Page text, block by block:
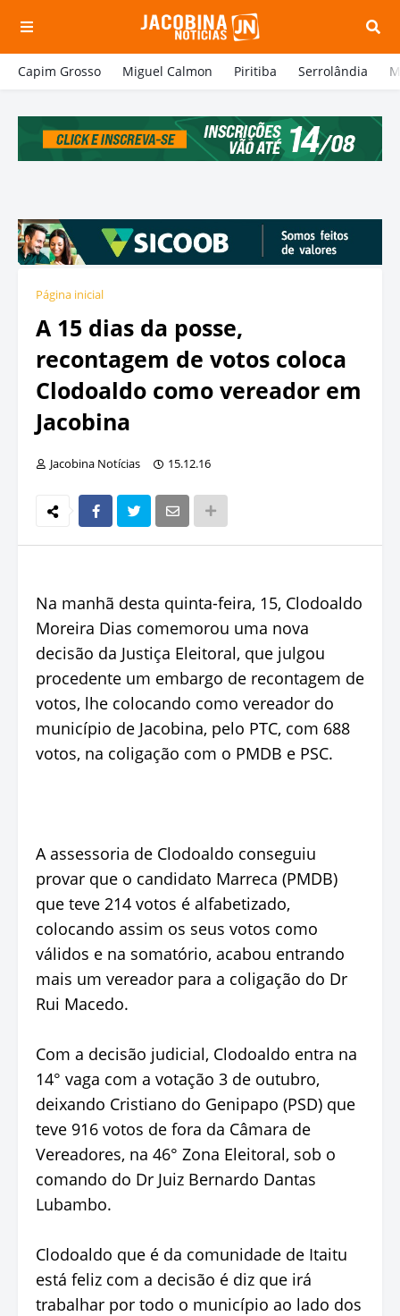
Capim Grosso Miguel Calmon Piritiba Serrolândia
Página inicial
A 15 dias da posse,
recontagem de votos coloca
Clodoaldo como vereador em
Jacobina
Jacobina Notícias 15.12.16
Na manhã desta quinta-feira, 15, Clodoaldo
Moreira Dias comemorou uma nova
decisão da Justiça Eleitoral, que julgou
procedente um embargo de recontagem de
votos, lhe colocando como vereador do
município de Jacobina, pelo PTC, com 688
votos, na coligação com o PMDB e PSC.
A assessoria de Clodoaldo conseguiu
provar que o candidato Marreca (PMDB)
que teve 214 votos é alfabetizado,
colocando assim os seus votos como
válidos e na somatório, acabou entrando
mais um vereador para a coligação do Dr
Rui Macedo.
Com a decisão judicial, Clodoaldo entra na
14° vaga com a votação 3 de outubro,
deixando Cristiano do Genipapo (PSD) que
teve 916 votos de fora da Câmara de
Vereadores, na 46° Zona Eleitoral, sob o
comando do Dr Juiz Bernardo Dantas
Lubambo.
Clodoaldo que é da comunidade de Itaitu
está feliz com a decisão é diz que irá
trabalhar por todo o município ao lado dos